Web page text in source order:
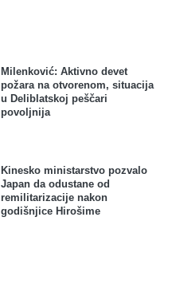
Milenković: Aktivno devet
požara na otvorenom, situacija
u Deliblatskoj peščari
povoljnija
Kinesko ministarstvo pozvalo
Japan da odustane od
remilitarizacije nakon
godišnjice Hirošime